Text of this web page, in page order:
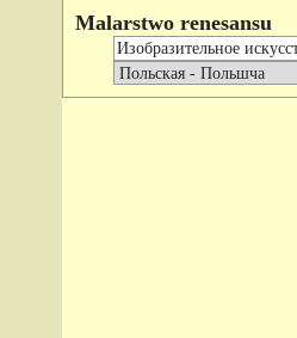
Malarstwo renesansu